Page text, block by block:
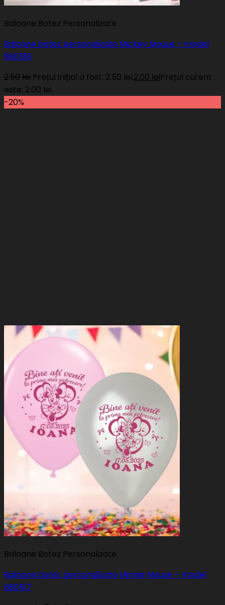
Baloane Botez Personalizate
Baloane botez personalizate Mickey Mouse – model
680518
2.50lei Prețul inițial a fost: 2.50 lei.2.00 leiPrețul curent
este: 2.00 lei.
-20%
Baloane Botez Personalizate
Baloane botez personalizate Minnie Mouse – model
680517